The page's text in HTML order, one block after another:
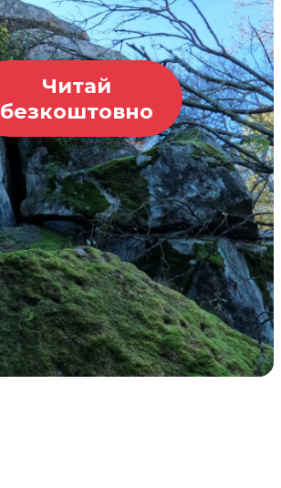
Читай
безкоштовно